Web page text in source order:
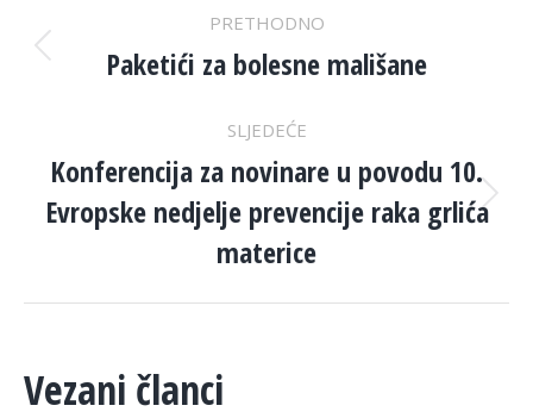
NAVIGATION
PRETHODNO
Previous
Paketići za bolesne mališane
SLJEDEĆE
Next
post:
Konferencija za novinare u povodu 10.
Evropske nedjelje prevencije raka grlića
materice
Vezani članci